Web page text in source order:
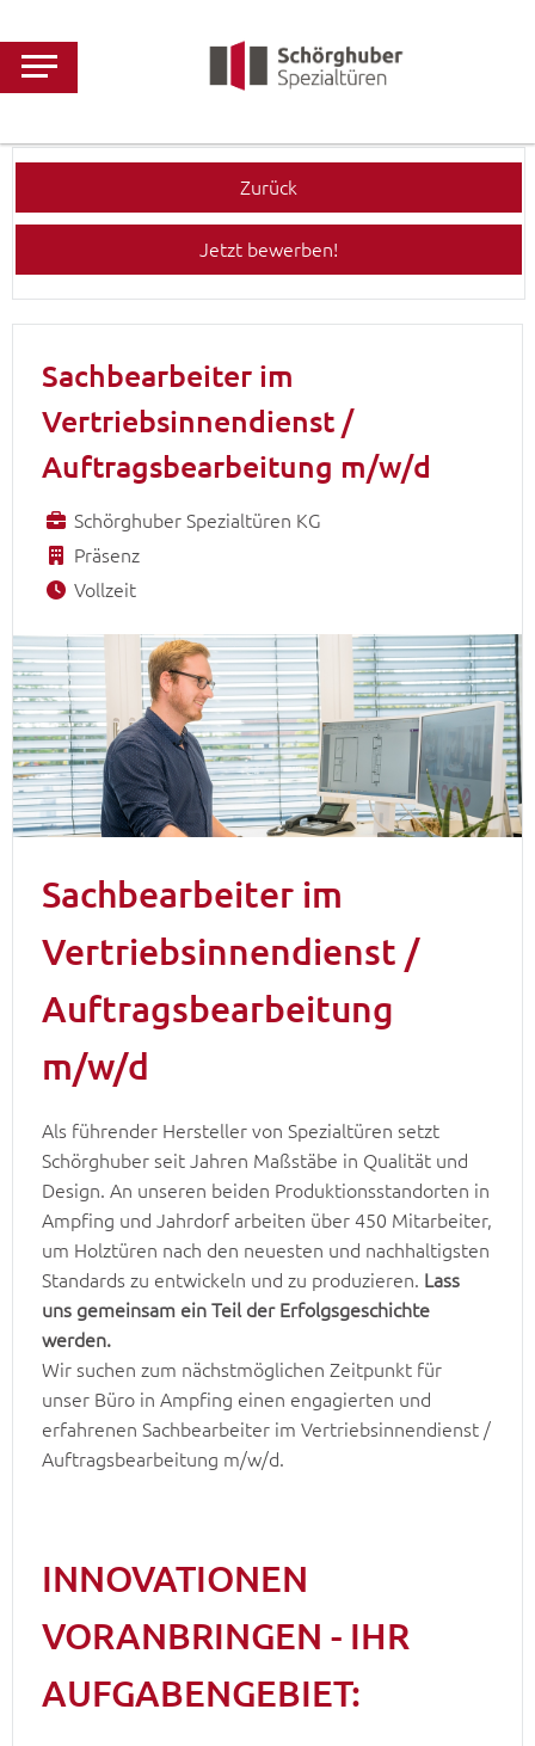
MENÜ
Zurück
Jetzt bewerben!
Sachbearbeiter im
Vertriebsinnendienst /
Auftragsbearbeitung m/w/d
Schörghuber Spezialtüren KG
Präsenz
Vollzeit
Sachbearbeiter im
Vertriebsinnendienst /
Auftragsbearbeitung
m/w/d
Als führender Hersteller von Spezialtüren setzt
Schörghuber seit Jahren Maßstäbe in Qualität und
Design. An unseren beiden Produktionsstandorten in
Ampfing und Jahrdorf arbeiten über 450 Mitarbeiter,
um Holztüren nach den neuesten und nachhaltigsten
Standards zu entwickeln und zu produzieren. Lass
uns gemeinsam ein Teil der Erfolgsgeschichte
werden.
Wir suchen zum nächstmöglichen Zeitpunkt für
unser Büro in Ampfing einen engagierten und
erfahrenen Sachbearbeiter im Vertriebsinnendienst /
Auftragsbearbeitung m/w/d.
INNOVATIONEN
VORANBRINGEN - IHR
AUFGABENGEBIET: